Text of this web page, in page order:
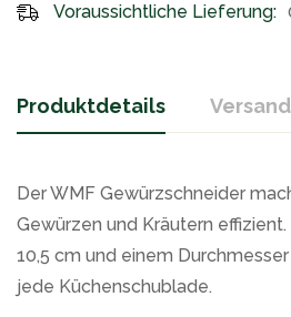
Voraussichtliche Lieferung:
Produktdetails
Der WMF Gewürzschneider
Gewürzen und Kräutern
10,5 cm und einem
jede Küchenschublade.